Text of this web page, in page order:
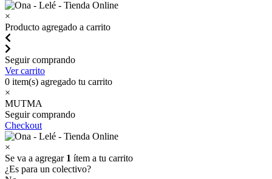
×
Producto agregado a carrito
Seguir comprando
Ver carrito
0 item(s) agregado tu carrito
×
MUTMA
Seguir comprando
Checkout
×
Se va a agregar 1 ítem a tu carrito
¿Es para un colectivo?